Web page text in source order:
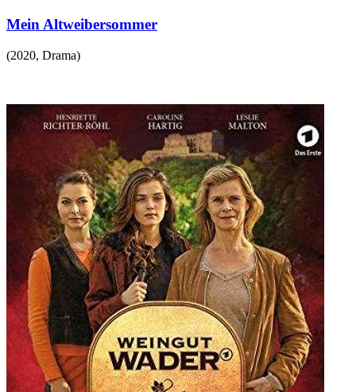
Mein Altweibersommer
(2020, Drama)